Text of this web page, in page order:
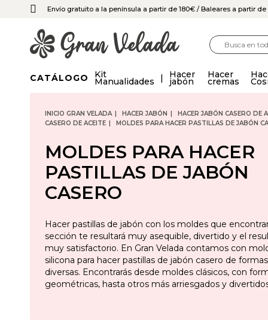
Envío gratuito a la península a partir de 180€ / Baleares a partir
CATÁLOGO Kit
Manualidades
Hacer
jabón
Hacer
cremas
INICIO GRAN VELADA HACER JABÓN HACER JABÓN CASERO DE
CASERO DE ACEITE
MOLDES PARA HACER PASTILLAS DE JABÓN
MOLDES PARA HACER
PASTILLAS DE JABÓN
CASERO
Hacer pastillas de jabón con los moldes que
sección te resultará muy asequible, divertido y el
muy satisfactorio. En Gran Velada contamos con
silicona para hacer pastillas de jabón casero de
diversas. Encontrarás desde moldes clásicos, con
geométricas, hasta otros más arriesgados y